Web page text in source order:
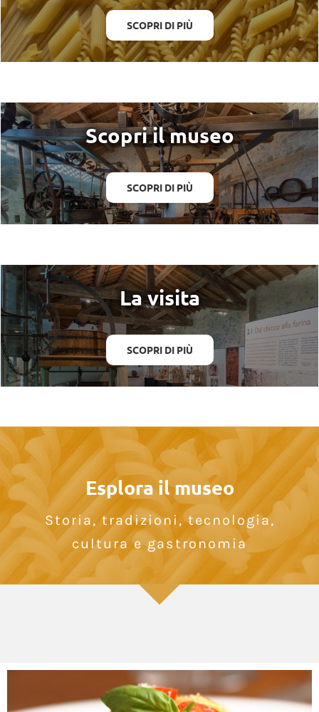
SCOPRI DI PIÙ
Scopri il museo
SCOPRI DI PIÙ
La visita
SCOPRI DI PIÙ
Esplora il museo
Storia, tradizioni, tecnologia,
cultura e gastronomia